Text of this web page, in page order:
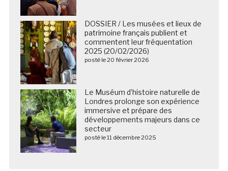
DOSSIER / Les musées et lieux de
patrimoine français publient et
commentent leur fréquentation
2025 (20/02/2026)
posté le 20 février 2026
Le Muséum d’histoire naturelle de
Londres prolonge son expérience
immersive et prépare des
développements majeurs dans ce
secteur
posté le 11 décembre 2025